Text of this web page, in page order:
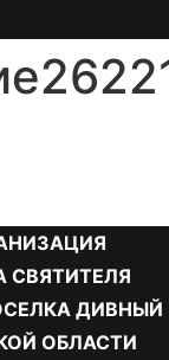
СВЯТИТЕЛЯ
ДИВНЫЙ
ОБЛАСТИ